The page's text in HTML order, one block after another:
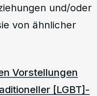
und/oder
von ähnlicher
Vorstellungen
[LGBT]-